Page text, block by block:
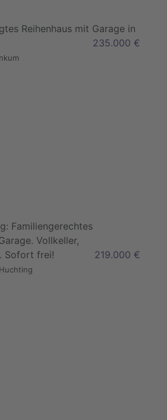
Reihenhaus mit Garage in
235.000 €
Familiengerechtes
Vollkeller,
Sofort frei!
219.000 €